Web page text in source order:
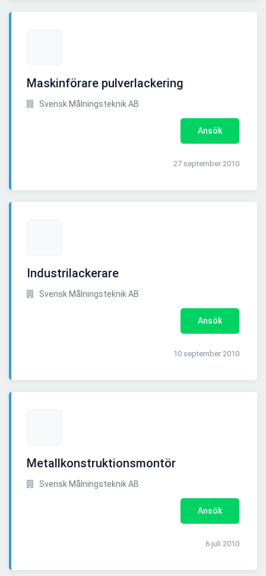
Maskinförare pulverlackering
Svensk Målningsteknik AB
Ansök
27 september 2010
Industrilackerare
Svensk Målningsteknik AB
Ansök
10 september 2010
Metallkonstruktionsmontör
Svensk Målningsteknik AB
Ansök
6 juli 2010